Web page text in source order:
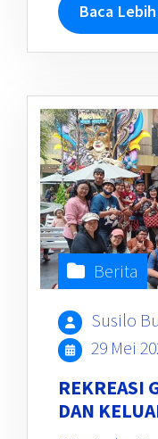
Baca
Berita
Susilo
29 Mei
REKREASI
DAN